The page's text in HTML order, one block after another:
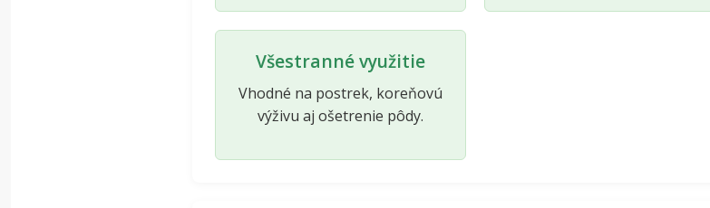
Všestranné využitie
Vhodné na postrek, koreňovú
výživu aj ošetrenie pôdy.